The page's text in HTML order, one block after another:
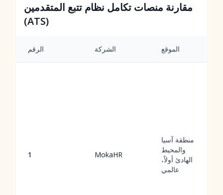
مقارنة منصات تكامل نظام تتبع المتقدمين
(ATS)
الرقم الشركة الموقع
1 MokaHR
منطقة آسيا
والمحيط
الهادئ أولاً،
عالمي